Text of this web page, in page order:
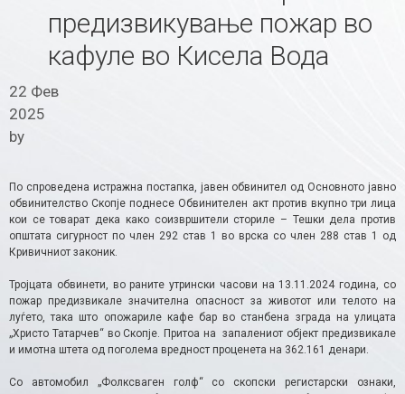
предизвикување пожар во
кафуле во Кисела Вода
22 Фев
2025
by
По спроведена истражна постапка, јавен обвинител од Основното јавно
обвинителство Скопје поднесе Обвинителен акт против вкупно три лица
кои се товарат дека како соизвршители сториле – Тешки дела против
општата сигурност по член 292 став 1 во врска со член 288 став 1 од
Кривичниот законик.
Тројцата обвинети, во раните утрински часови на 13.11.2024 година, со
пожар предизвикале значителна опасност за животот или телото на
луѓето, така што опожариле кафе бар во станбена зграда на улицата
„Христо Татарчев“ во Скопје. Притоа на запалениот објект предизвикале
и имотна штета од поголема вредност проценета на 362.161 денари.
Со автомобил „Фолксваген голф“ со скопски регистарски ознаки,